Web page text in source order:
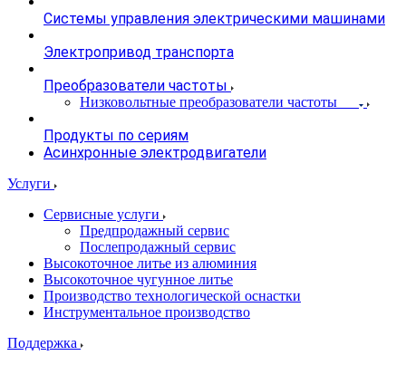
Системы управления электрическими машинами
Электропривод транспорта
Преобразователи частоты
Низковольтные преобразователи частоты
Продукты по сериям
Асинхронные электродвигатели
Услуги
Сервисные услуги
Предпродажный сервис
Послепродажный сервис
Высокоточное литье из алюминия
Высокоточное чугунное литье
Производство технологической оснастки
Инструментальное производство
Поддержка